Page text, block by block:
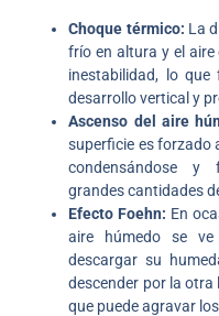
Choque térmico: La
frío en altura y el
inestabilidad, lo
desarrollo vertical y
Ascenso del aire
superficie es forzado
condensándose y
grandes cantidades
Efecto Foehn: En
aire húmedo se
descargar su
descender por la otra
que puede agravar